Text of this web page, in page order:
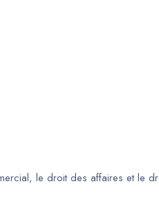
le droit des affaires et le